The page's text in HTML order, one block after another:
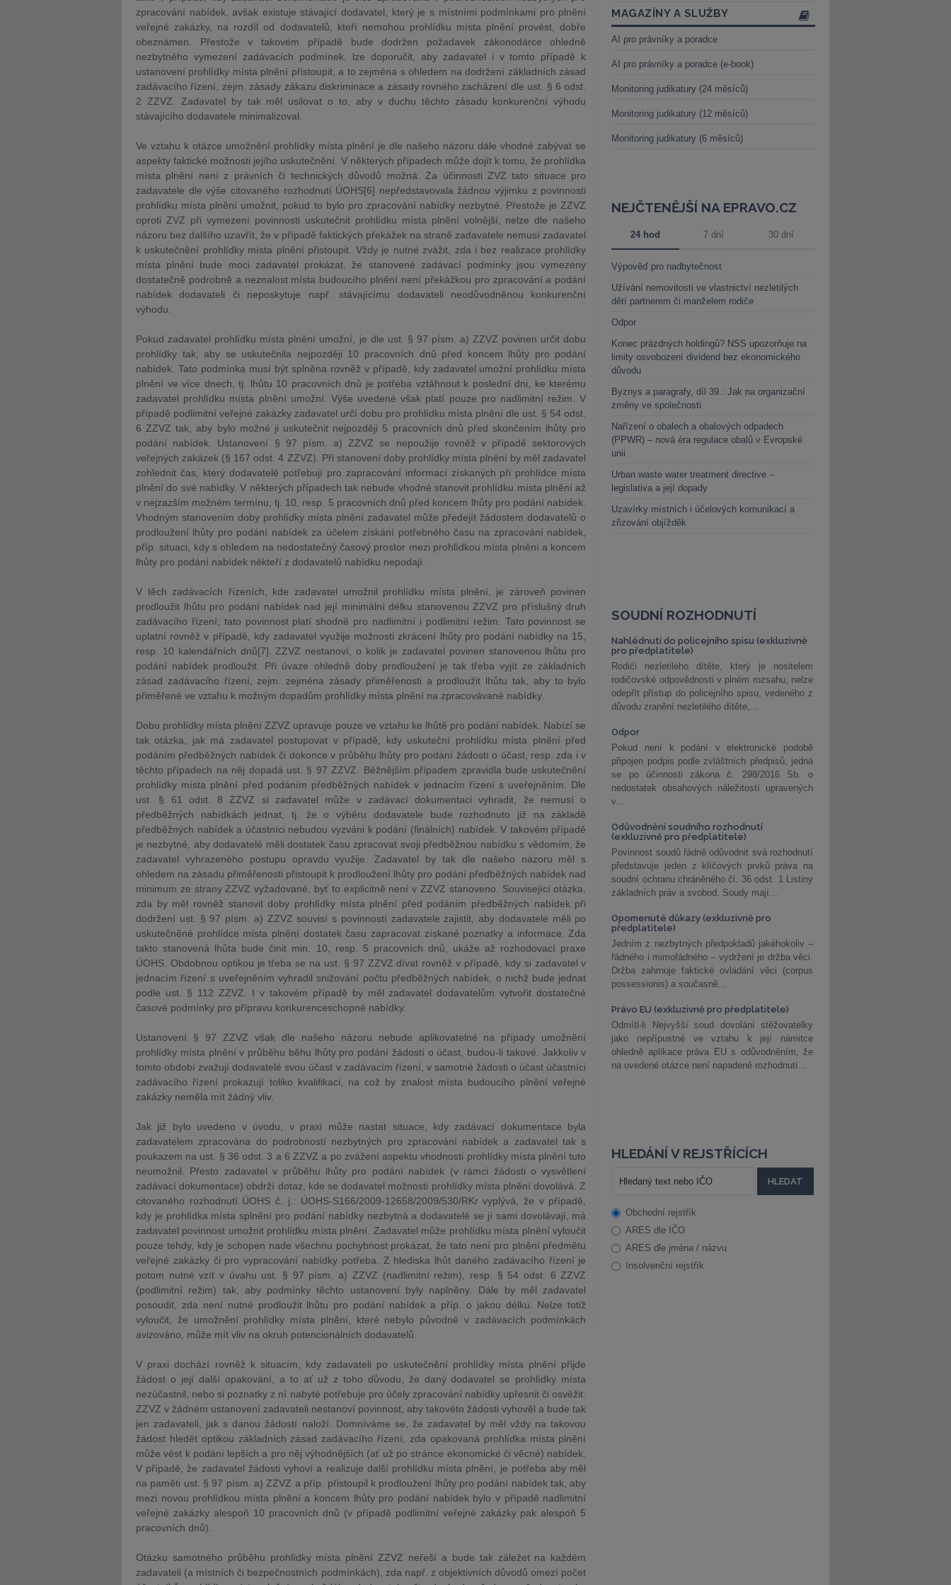
zpracování nabídek, avšak existuje stávající dodavatel, který je s místními podmínkami pro plnění
veřejné zakázky, na rozdíl od dodavatelů, kteří nemohou prohlídku místa plnění provést, dobře
obeznámen. Přestože v takovém případě bude dodržen požadavek zákonodárce ohledně
nezbytného vymezení zadávacích podmínek, lze doporučit, aby zadavatel i v tomto případě k
ustanovení prohlídky místa plnění přistoupit, a to zejména s ohledem na dodržení základních zásad
zadávacího řízení, zejm. zásady zákazu diskriminace a zásady rovného zacházení dle ust. § 6 odst.
2 ZZVZ. Zadavatel by tak měl usilovat o to, aby v duchu těchto zásadu konkurenční výhodu
stávajícího dodavatele minimalizoval.
Ve vztahu k otázce umožnění prohlídky místa plnění je dle našeho názoru dále vhodné zabývat se
aspekty faktické možnosti jejího uskutečnění. V některých případech může dojít k tomu, že prohlídka
místa plnění není z právních či technických důvodů možná. Za účinnosti ZVZ tato situace pro
zadavatele dle výše citovaného rozhodnutí ÚOHS[6] nepředstavovala žádnou výjimku z povinnosti
prohlídku místa plnění umožnit, pokud to bylo pro zpracování nabídky nezbytné. Přestože je ZZVZ
oproti ZVZ při vymezení povinnosti uskutečnit prohlídku místa plnění volnější, nelze dle našeho
názoru bez dalšího uzavřít, že v případě faktických překážek na straně zadavatele nemusí zadavatel
k uskutečnění prohlídky místa plnění přistoupit. Vždy je nutné zvážit, zda i bez realizace prohlídky
místa plnění bude moci zadavatel prokázat, že stanovené zadávací podmínky jsou vymezeny
dostatečně podrobně a neznalost místa budoucího plnění není překážkou pro zpracování a podání
nabídek dodavateli či neposkytuje např. stávajícímu dodavateli neodůvodněnou konkurenční
výhodu.
Pokud zadavatel prohlídku místa plnění umožní, je dle ust. § 97 písm. a) ZZVZ povinen určit dobu
prohlídky tak, aby se uskutečnila nejpozději 10 pracovních dnů před koncem lhůty pro podání
nabídek. Tato podmínka musí být splněna rovněž v případě, kdy zadavatel umožní prohlídku místa
plnění ve více dnech, tj. lhůtu 10 pracovních dnů je potřeba vztáhnout k poslední dni, ke kterému
zadavatel prohlídku místa plnění umožní. Výše uvedené však platí pouze pro nadlimitní režim. V
případě podlimitní veřejné zakázky zadavatel určí dobu pro prohlídku místa plnění dle ust. § 54 odst.
6 ZZVZ tak, aby bylo možné ji uskutečnit nejpozději 5 pracovních dnů před skončením lhůty pro
podání nabídek. Ustanovení § 97 písm. a) ZZVZ se nepoužije rovněž v případě sektorových
veřejných zakázek (§ 167 odst. 4 ZZVZ). Při stanovení doby prohlídky místa plnění by měl zadavatel
zohlednit čas, který dodavatelé potřebují pro zapracování informací získaných při prohlídce místa
plnění do své nabídky. V některých případech tak nebude vhodné stanovit prohlídku místa plnění až
v nejzazším možném termínu, tj. 10, resp. 5 pracovních dnů před koncem lhůty pro podání nabídek.
Vhodným stanovením doby prohlídky místa plnění zadavatel může předejít žádostem dodavatelů o
prodloužení lhůty pro podání nabídek za účelem získání potřebného času na zpracování nabídek,
příp. situaci, kdy s ohledem na nedostatečný časový prostor mezi prohlídkou místa plnění a koncem
lhůty pro podání nabídek někteří z dodavatelů nabídku nepodají.
V těch zadávacích řízeních, kde zadavatel umožnil prohlídku místa plnění, je zároveň povinen
prodloužit lhůtu pro podání nabídek nad její minimální délku stanovenou ZZVZ pro příslušný druh
zadávacího řízení; tato povinnost platí shodně pro nadlimitní i podlimitní režim. Tato povinnost se
uplatní rovněž v případě, kdy zadavatel využije možnosti zkrácení lhůty pro podání nabídky na 15,
resp. 10 kalendářních dnů[7]. ZZVZ nestanoví, o kolik je zadavatel povinen stanovenou lhůtu pro
podání nabídek prodloužit. Při úvaze ohledně doby prodloužení je tak třeba vyjít ze základních
zásad zadávacího řízení, zejm. zejména zásady přiměřenosti a prodloužit lhůtu tak, aby to bylo
přiměřené ve vztahu k možným dopadům prohlídky místa plnění na zpracovávané nabídky.
Dobu prohlídky místa plnění ZZVZ upravuje pouze ve vztahu ke lhůtě pro podání nabídek. Nabízí se
tak otázka, jak má zadavatel postupovat v případě, kdy uskuteční prohlídku místa plnění před
podáním předběžných nabídek či dokonce v průběhu lhůty pro podání žádostí o účast, resp. zda i v
těchto případech na něj dopadá ust. § 97 ZZVZ. Běžnějším případem zpravidla bude uskutečnění
prohlídky místa plnění před podáním předběžných nabídek v jednacím řízení s uveřejněním. Dle
ust. § 61 odst. 8 ZZVZ si zadavatel může v zadávací dokumentaci vyhradit, že nemusí o
předběžných nabídkách jednat, tj. že o výběru dodavatele bude rozhodnuto již na základě
předběžných nabídek a účastníci nebudou vyzváni k podání (finálních) nabídek. V takovém případě
je nezbytné, aby dodavatelé měli dostatek času zpracovat svoji předběžnou nabídku s vědomím, že
zadavatel vyhrazeného postupu opravdu využije. Zadavatel by tak dle našeho názoru měl s
ohledem na zásadu přiměřenosti přistoupit k prodloužení lhůty pro podání předběžných nabídek nad
minimum ze strany ZZVZ vyžadované, byť to explicitně není v ZZVZ stanoveno. Související otázka,
zda by měl rovněž stanovit doby prohlídky místa plnění před podáním předběžných nabídek při
dodržení ust. § 97 písm. a) ZZVZ souvisí s povinností zadavatele zajistit, aby dodavatelé měli po
uskutečněné prohlídce místa plnění dostatek času zapracovat získané poznatky a informace. Zda
takto stanovená lhůta bude činit min. 10, resp. 5 pracovních dnů, ukáže až rozhodovací praxe
ÚOHS. Obdobnou optikou je třeba se na ust. § 97 ZZVZ dívat rovněž v případě, kdy si zadavatel v
jednacím řízení s uveřejněním vyhradil snižování počtu předběžných nabídek, o nichž bude jednat
podle ust. § 112 ZZVZ. I v takovém případě by měl zadavatel dodavatelům vytvořit dostatečné
časové podmínky pro přípravu konkurenceschopné nabídky.
Ustanovení § 97 ZZVZ však dle našeho názoru nebude aplikovatelné na případy umožnění
prohlídky místa plnění v průběhu běhu lhůty pro podání žádostí o účast, budou-li takové. Jakkoliv v
tomto období zvažují dodavatelé svou účast v zadávacím řízení, v samotné žádosti o účast účastníci
zadávacího řízení prokazují toliko kvalifikaci, na což by znalost místa budoucího plnění veřejné
zakázky neměla mít žádný vliv.
Jak již bylo uvedeno v úvodu, v praxi může nastat situace, kdy zadávací dokumentace byla
zadavatelem zpracována do podrobností nezbytných pro zpracování nabídek a zadavatel tak s
poukazem na ust. § 36 odst. 3 a 6 ZZVZ a po zvážení aspektu vhodnosti prohlídky místa plnění tuto
neumožnil. Přesto zadavatel v průběhu lhůty pro podání nabídek (v rámci žádosti o vysvětlení
zadávací dokumentace) obdrží dotaz, kde se dodavatel možnosti prohlídky místa plnění dovolává. Z
citovaného rozhodnutí ÚOHS č. j.: ÚOHS-S166/2009-12658/2009/530/RKr vyplývá, že v případě,
kdy je prohlídka místa splnění pro podání nabídky nezbytná a dodavatelé se jí sami dovolávají, má
zadavatel povinnost umožnit prohlídku místa plnění. Zadavatel může prohlídku místa plnění vyloučit
pouze tehdy, kdy je schopen nade všechnu pochybnost prokázat, že tato není pro plnění předmětu
veřejné zakázky či pro vypracování nabídky potřeba. Z hlediska lhůt daného zadávacího řízení je
potom nutné vzít v úvahu ust. § 97 písm. a) ZZVZ (nadlimitní režim), resp. § 54 odst. 6 ZZVZ
(podlimitní režim) tak, aby podmínky těchto ustanovení byly naplněny. Dále by měl zadavatel
posoudit, zda není nutné prodloužit lhůtu pro podání nabídek a příp. o jakou délku. Nelze totiž
vyloučit, že umožnění prohlídky místa plnění, které nebylo původně v zadávacích podmínkách
avizováno, může mít vliv na okruh potencionálních dodavatelů.
V praxi dochází rovněž k situacím, kdy zadavateli po uskutečnění prohlídky místa plnění přijde
žádost o její další opakování, a to ať už z toho důvodu, že daný dodavatel se prohlídky místa
nezúčastnil, nebo si poznatky z ní nabyté potřebuje pro účely zpracování nabídky upřesnit či osvěžit.
ZZVZ v žádném ustanovení zadavateli nestanoví povinnost, aby takovéto žádosti vyhověl a bude tak
jen zadavateli, jak s danou žádostí naloží. Domníváme se, že zadavatel by měl vždy na takovou
žádost hledět optikou základních zásad zadávacího řízení, zda opakovaná prohlídka místa plnění
může vést k podání lepších a pro něj výhodnějších (ať už po stránce ekonomické či věcné) nabídek.
V případě, že zadavatel žádosti vyhoví a realizuje další prohlídku místa plnění, je potřeba aby měl
na paměti ust. § 97 písm. a) ZZVZ a příp. přistoupil k prodloužení lhůty pro podání nabídek tak, aby
mezi novou prohlídkou místa plnění a koncem lhůty pro podání nabídek bylo v případě nadlimitní
veřejné zakázky alespoň 10 pracovních dnů (v případě podlimitní veřejné zakázky pak alespoň 5
pracovních dnů).
Otázku samotného průběhu prohlídky místa plnění ZZVZ neřeší a bude tak záležet na každém
zadavateli (a místních či bezpečnostních podmínkách), zda např. z objektivních důvodů omezí počet
MAGAZÍNY A SLUŽBY
AI pro právníky a poradce
AI pro právníky a poradce (e-book)
Monitoring judikatury (24 měsíců)
Monitoring judikatury (12 měsíců)
Monitoring judikatury (6 měsíců)
NEJČTENĚJŠÍ NA EPRAVO.CZ
24 hod 7 dní 30 dní
Výpověď pro nadbytečnost
Užívání nemovitosti ve vlastnictví nezletilých
dětí partnerem či manželem rodiče
Odpor
Konec prázdných holdingů? NSS upozorňuje na
limity osvobození dividend bez ekonomického
důvodu
Byznys a paragrafy, díl 39.: Jak na organizační
změny ve společnosti
Nařízení o obalech a obalových odpadech
(PPWR) – nová éra regulace obalů v Evropské
unii
Urban waste water treatment directive –
legislativa a její dopady
Uzavírky místních i účelových komunikací a
zřizování objížděk
SOUDNÍ ROZHODNUTÍ
Nahlédnutí do policejního spisu (exkluzivně
pro předplatitele)
Rodiči nezletilého dítěte, který je nositelem
rodičovské odpovědnosti v plném rozsahu, nelze
odepřít přístup do policejního spisu, vedeného z
důvodu zranění nezletilého dítěte,...
Odpor
Pokud není k podání v elektronické podobě
připojen podpis podle zvláštních předpisů, jedná
se po účinnosti zákona č. 298/2016 Sb. o
nedostatek obsahových náležitostí upravených
v...
Odůvodnění soudního rozhodnutí
(exkluzivně pro předplatitele)
Povinnost soudů řádně odůvodnit svá rozhodnutí
představuje jeden z klíčových prvků práva na
soudní ochranu chráněného čl. 36 odst. 1 Listiny
základních práv a svobod. Soudy mají...
Opomenuté důkazy (exkluzivně pro
předplatitele)
Jedním z nezbytných předpokladů jakéhokoliv –
řádného i mimořádného – vydržení je držba věci.
Držba zahrnuje faktické ovládání věci (corpus
possessionis) a současně...
Právo EU (exkluzivně pro předplatitele)
Odmítl-li Nejvyšší soud dovolání stěžovatelky
jako nepřípustné ve vztahu k její námitce
ohledně aplikace práva EU s odůvodněním, že
na uvedené otázce není napadené rozhodnutí...
HLEDÁNÍ V REJSTŘÍCÍCH
Obchodní rejstřík
ARES dle IČO
ARES dle jména / názvu
Insolvenční rejstřík